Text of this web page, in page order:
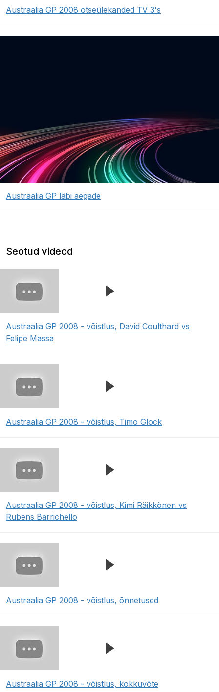
Austraalia GP 2008 otseülekanded TV 3's
Austraalia GP läbi aegade
Seotud videod
Austraalia GP 2008 - võistlus, David Coulthard vs
Felipe Massa
Austraalia GP 2008 - võistlus, Timo Glock
Austraalia GP 2008 - võistlus, Kimi Räikkönen vs
Rubens Barrichello
Austraalia GP 2008 - võistlus, õnnetused
Austraalia GP 2008 - võistlus, kokkuvõte